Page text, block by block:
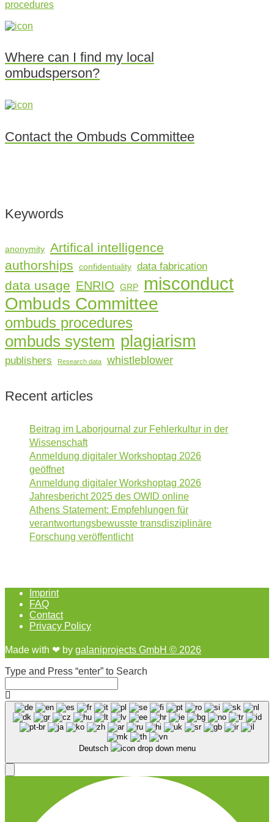
procedures
Where can I find my local
ombudsperson?
Contact the Ombuds Committee
Keywords
anonymity Artifical intelligence
authorships
confidentiality data fabrication
data usage ENRIO GRP misconduct
Ombuds Committee
ombuds procedures
ombuds system plagiarism
publishers Research data whistleblower
Recent articles
Beitrag im Laborjournal zur Fehlerkultur in der
Wissenschaft
Anmeldung digitaler Workshoptag 2026
geöffnet
Anmeldung digitaler Workshoptag 2026
Jahresbericht 2025 des OWID online
Athens Statement: Empfehlungen für
verantwortungsbewusste transdisziplinäre
Forschung veröffentlicht
Imprint
FAQ
Contact
Privacy Policy
Made with ❤︎ by galaniprojects GmbH © 2026
Type and Press “enter” to Search
Deutsch